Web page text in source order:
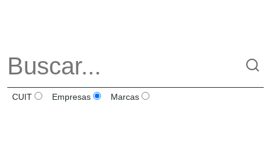
CUIT Empresas Marcas